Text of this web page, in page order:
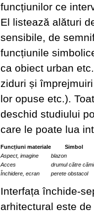
funcțiunilor ce
El listează alături
sensibile, de
funcțiunile
ca obiect urban
ziduri și
lor opuse etc.).
deschid studiului
care le poate lua
Funcțiuni materiale Simbol
Aspect, imagine
blazon
Acces
drumul către
Închidere, ecran
perete obstacol
Interfața închide-
arhitectural este